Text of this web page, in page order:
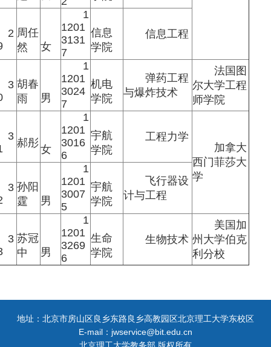
周任
然
女
1
1201
3131
7
信息
学院
信息工程
胡春
雨
男
1
1201
3024
7
机电
学院
弹药工程
与爆炸技术
法国图
尔大学工程
师学院
郝彤
女
1
1201
3016
6
宇航
学院
工程力学
加拿大
西门菲莎大
学
孙阳
霆
男
1
1201
3007
5
宇航
学院
飞行器设
计与工程
苏冠
中
男
1
1201
3269
6
生命
学院
生物技术
美国加
州大学伯克
利分校
地址：北京市房山区良乡东路良乡高教园区北京理工大学东校区
E-mail：jwservice@bit.edu.cn
北京理工大学教务部 版权所有